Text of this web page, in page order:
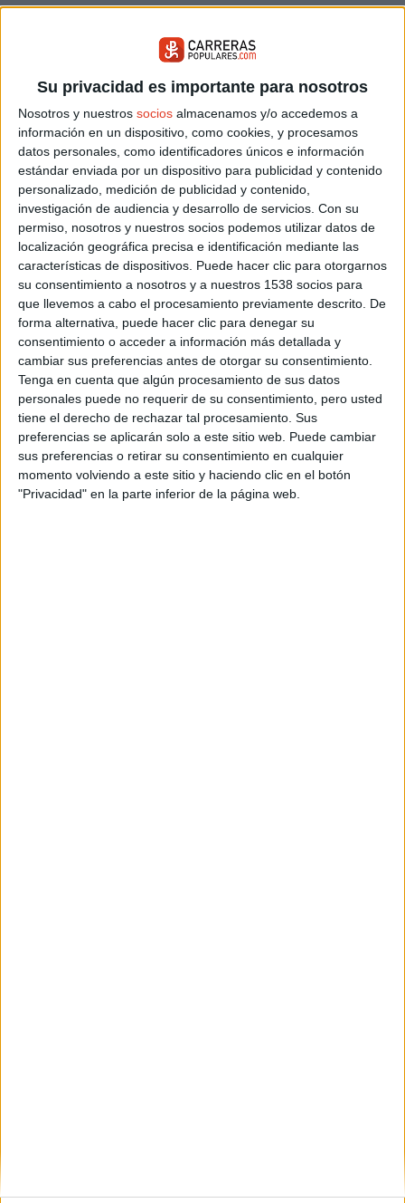
Su privacidad es importante para nosotros
Nosotros y nuestros socios almacenamos y/o accedemos a
información en un dispositivo, como cookies, y procesamos
datos personales, como identificadores únicos e información
estándar enviada por un dispositivo para publicidad y contenido
personalizado, medición de publicidad y contenido,
investigación de audiencia y desarrollo de servicios. Con su
permiso, nosotros y nuestros socios podemos utilizar datos de
localización geográfica precisa e identificación mediante las
características de dispositivos. Puede hacer clic para otorgarnos
su consentimiento a nosotros y a nuestros 1538 socios para
que llevemos a cabo el procesamiento previamente descrito. De
forma alternativa, puede hacer clic para denegar su
consentimiento o acceder a información más detallada y
cambiar sus preferencias antes de otorgar su consentimiento.
Tenga en cuenta que algún procesamiento de sus datos
personales puede no requerir de su consentimiento, pero usted
tiene el derecho de rechazar tal procesamiento. Sus
preferencias se aplicarán solo a este sitio web. Puede cambiar
sus preferencias o retirar su consentimiento en cualquier
momento volviendo a este sitio y haciendo clic en el botón
"Privacidad" en la parte inferior de la página web.
CARRERAS DESTACADAS
Agosto 2026
15/08/2026
LA NOCTURNA 2026
SALINAS DEL MANZANO (CUENCA)
16/08/2026
X CARRERA LOS ANEJOS
LA ALDEHUELA (AVILA)
29/08/2026
CARRERA POPULAR DE NAVAJAS
NAVAJAS (CASTELLÓN)
Septiembre 2026
12/09/2026 TORRE EN CONILL - BETERA (VALENCIA)